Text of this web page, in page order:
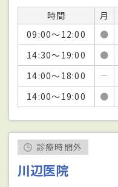
時間 月
09:00～12:00
●
14:30～19:00
●
14:00～18:00
－
14:00～19:00
●
診療時間外
川辺医院